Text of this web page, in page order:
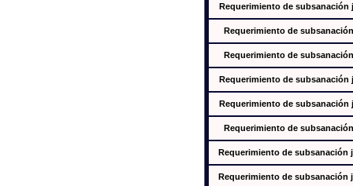
Requerimiento de subsanación
Requerimiento de
Requerimiento de
Requerimiento de subsanación
Requerimiento de subsanación
Requerimiento de
Requerimiento de subsanación
Requerimiento de subsanación